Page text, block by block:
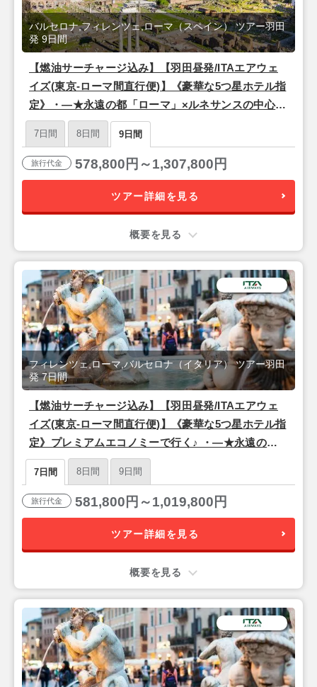
【燃油サーチャージ込み】【羽田昼発/ITAエアウェ
イズ(東京-ローマ間直行便)】《豪華な5つ星ホテル指
定》・―★永遠の都「ローマ」×ルネサンスの中心地
「フィレンツェ」×情熱の街「バルセロナ」★―・9
日間
バルセロナ,フィレンツェ,ローマ（スペイン） ツアー羽田
発 9日間
7日間 8日間 9日間
旅行代金 578,800円～1,307,800円
ツアー詳細を見る
概要を見る
【燃油サーチャージ込み】【羽田昼発/ITAエアウェ
イズ(東京-ローマ間直行便)】《豪華な5つ星ホテル指
定》プレミアムエコノミーで行く♪ ・―★永遠の都
「ローマ」×ルネサンスの中心地「フィレンツェ」×
情熱の街「バルセロナ」★―・7日間
フィレンツェ,ローマ,バルセロナ（イタリア） ツアー羽田
発 7日間
7日間 8日間 9日間
旅行代金 581,800円～1,019,800円
ツアー詳細を見る
概要を見る